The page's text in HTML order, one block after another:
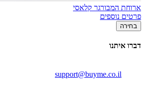
ארוחת המבורגר קלאסי
פרטים נוספים
בחירה
דברו איתנו
support@buyme.co.il